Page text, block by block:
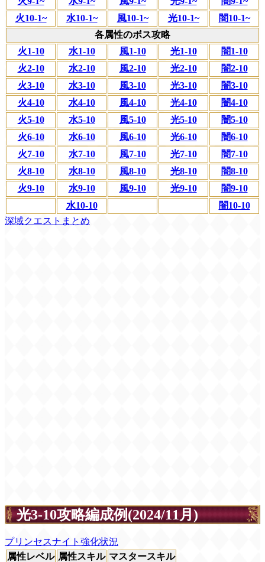
火10-1~
水10-1~ 風10-1~ 光10-1~
闇10-1~
各属性のボス攻略
火1-10
水1-10 風1-10 光1-10
闇1-10
火2-10
水2-10 風2-10 光2-10
闇2-10
火3-10
水3-10 風3-10 光3-10
闇3-10
火4-10
水4-10 風4-10 光4-10
闇4-10
火5-10
水5-10 風5-10 光5-10
闇5-10
火6-10
水6-10 風6-10 光6-10
闇6-10
火7-10
水7-10 風7-10 光7-10
闇7-10
火8-10
水8-10 風8-10 光8-10
闇8-10
火9-10
水9-10 風9-10 光9-10
闇9-10
水10-10
闇10-10
深域クエストまとめ
光3-10攻略編成例(2024/11月)
プリンセスナイト強化状況
属性レベル 属性スキル マスタースキル